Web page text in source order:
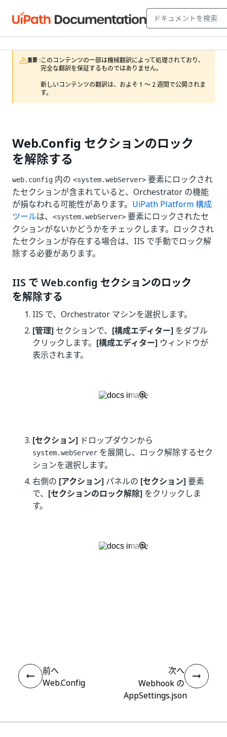
重要 :このコンテンツの一部は機械翻訳によって処理されており、
完全な翻訳を保証するものではありません。
新しいコンテンツの翻訳は、およそ 1 ～ 2 週間で公開されま
す。
Web.Config セクションのロック
を解除する
web.config 内の <system.webServer> 要素にロックされ
たセクションが含まれていると、Orchestrator の機能
が損なわれる可能性があります。 UiPath Platform 構成
ツールは、 <system.webServer> 要素にロックされたセ
クションがないかどうかをチェックします。ロックされ
たセクションが存在する場合は、IIS で手動でロック解
除する必要があります。
IIS で Web.config セクションのロック
を解除する
IIS で、Orchestrator マシンを選択します。
[管理] セクションで、 [構成エディター] をダブル
クリックします。 [構成エディター] ウィンドウが
表示されます。
[セクション] ドロップダウンから
system.webServer を展開し、ロック解除するセク
ションを選択します。
右側の [アクション] パネルの [セクション] 要素
で、 [セクションのロック解除] をクリックしま
す。
前へ
Web.Config
次へ
Webhook の
AppSettings.json